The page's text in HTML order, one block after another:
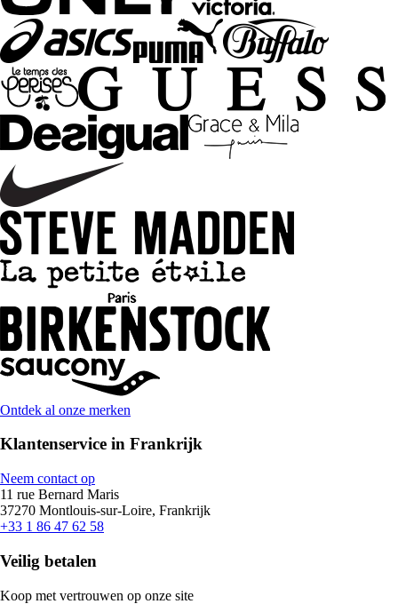
Ontdek al onze merken
Klantenservice in Frankrijk
Neem contact op
11 rue Bernard Maris
37270 Montlouis-sur-Loire, Frankrijk
+33 1 86 47 62 58
Veilig betalen
Koop met vertrouwen op onze site